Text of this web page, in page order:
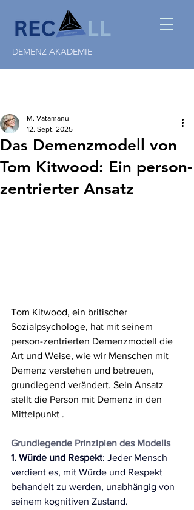
DEMENZ AKADEMIE
Das Demenzmodell von
Tom Kitwood: Ein person-
zentrierter Ansatz
M. Vatamanu
12. Sept. 2025
Tom Kitwood, ein britischer
Sozialpsychologe, hat mit seinem
person-zentrierten Demenzmodell die
Art und Weise, wie wir Menschen mit
Demenz verstehen und betreuen,
grundlegend verändert. Sein Ansatz
stellt die Person mit Demenz in den
Mittelpunkt .
Grundlegende Prinzipien des Modells
1. Würde und Respekt: Jeder Mensch
verdient es, mit Würde und Respekt
behandelt zu werden, unabhängig von
seinem kognitiven Zustand.